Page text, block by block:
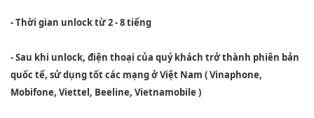
- Thời gian unlock từ 2 - 8 tiếng
- Sau khi unlock, điện thoại của quý khách trở thành phiên bản
quốc tế, sử dụng tốt các mạng ở Việt Nam ( Vinaphone,
Mobifone, Viettel, Beeline, Vietnamobile )